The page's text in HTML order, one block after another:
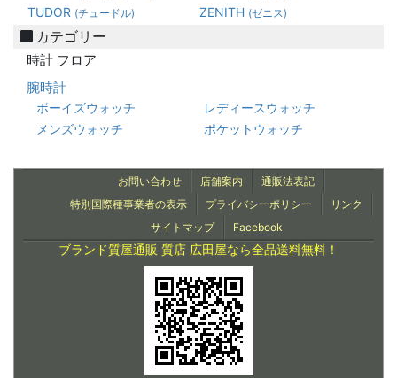
TUDOR (チュードル) ZENITH (ゼニス)
カテゴリー
時計 フロア
腕時計
ボーイズウォッチ
レディースウォッチ
メンズウォッチ
ポケットウォッチ
お問い合わせ 店舗案内
通販法表記
特別国際種事業者の表示
プライバシーポリシー
リンク
サイトマップ
Facebook
ブランド質屋通販 質店 広田屋なら全品送料無料！